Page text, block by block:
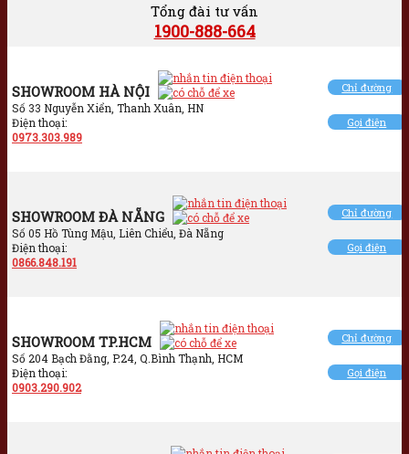
Tổng đài tư vấn
1900-888-664
SHOWROOM HÀ NỘI
Số 33 Nguyễn Xiển, Thanh Xuân, HN
Điện thoại:
0973.303.989
Chỉ đường
Gọi điện
SHOWROOM ĐÀ NẴNG
Số 05 Hồ Tùng Mậu, Liên Chiểu, Đà Nẵng
Điện thoại:
0866.848.191
Chỉ đường
Gọi điện
SHOWROOM TP.HCM
Số 204 Bạch Đằng, P.24, Q.Bình Thạnh, HCM
Điện thoại:
0903.290.902
Chỉ đường
Gọi điện